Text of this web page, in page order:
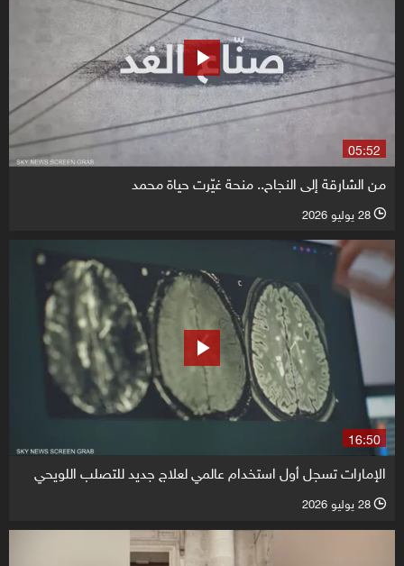
05:52
من الشارقة إلى النجاح.. منحة غيّرت حياة محمد
l 28 يوليو 2026
16:50
الإمارات تسجل أول استخدام عالمي لعلاج جديد للتصلب اللويحي
l 28 يوليو 2026